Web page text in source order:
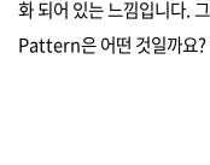
화 되어 있는 느낌입니다.
Pattern은 어떤 것일까요?